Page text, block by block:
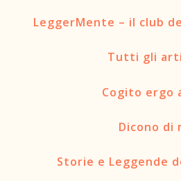
LeggerMente – il club
Tutti gli
Cogito ergo
Dicono di
Storie e Leggende